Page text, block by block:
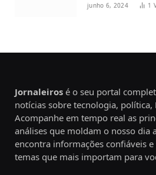
junho 6, 2024 1
Jornaleiros é o seu portal
notícias sobre tecnologia, política,
Acompanhe em tempo real as
análises que moldam o nosso dia
encontra informações confiáveis
temas que mais importam para